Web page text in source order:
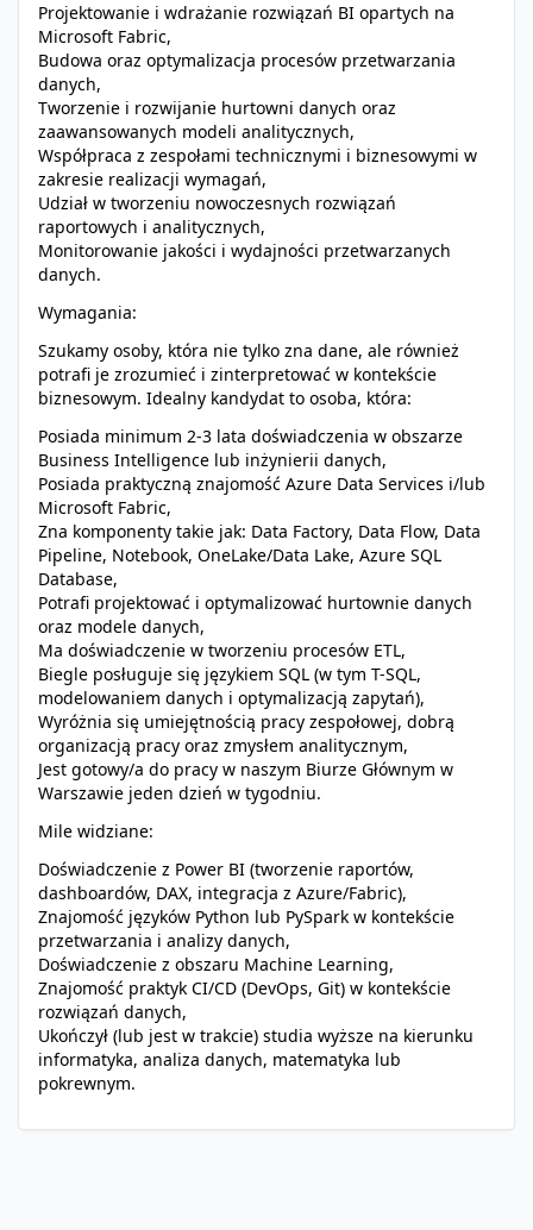
Projektowanie i wdrażanie rozwiązań BI opartych na
Microsoft Fabric,
Budowa oraz optymalizacja procesów przetwarzania
danych,
Tworzenie i rozwijanie hurtowni danych oraz
zaawansowanych modeli analitycznych,
Współpraca z zespołami technicznymi i biznesowymi w
zakresie realizacji wymagań,
Udział w tworzeniu nowoczesnych rozwiązań
raportowych i analitycznych,
Monitorowanie jakości i wydajności przetwarzanych
danych.
Wymagania:
Szukamy osoby, która nie tylko zna dane, ale również
potrafi je zrozumieć i zinterpretować w kontekście
biznesowym. Idealny kandydat to osoba, która:
Posiada minimum 2-3 lata doświadczenia w obszarze
Business Intelligence lub inżynierii danych,
Posiada praktyczną znajomość Azure Data Services i/lub
Microsoft Fabric,
Zna komponenty takie jak: Data Factory, Data Flow, Data
Pipeline, Notebook, OneLake/Data Lake, Azure SQL
Database,
Potrafi projektować i optymalizować hurtownie danych
oraz modele danych,
Ma doświadczenie w tworzeniu procesów ETL,
Biegle posługuje się językiem SQL (w tym T-SQL,
modelowaniem danych i optymalizacją zapytań),
Wyróżnia się umiejętnością pracy zespołowej, dobrą
organizacją pracy oraz zmysłem analitycznym,
Jest gotowy/a do pracy w naszym Biurze Głównym w
Warszawie jeden dzień w tygodniu.
Mile widziane:
Doświadczenie z Power BI (tworzenie raportów,
dashboardów, DAX, integracja z Azure/Fabric),
Znajomość języków Python lub PySpark w kontekście
przetwarzania i analizy danych,
Doświadczenie z obszaru Machine Learning,
Znajomość praktyk CI/CD (DevOps, Git) w kontekście
rozwiązań danych,
Ukończył (lub jest w trakcie) studia wyższe na kierunku
informatyka, analiza danych, matematyka lub
pokrewnym.